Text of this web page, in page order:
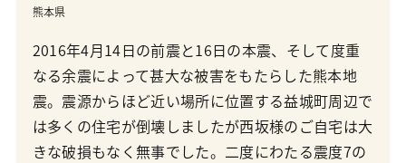
熊本県
2016年4月14日の前震と16日の本震、そして度重
なる余震によって甚大な被害をもたらした熊本地
震。震源からほど近い場所に位置する益城町周辺で
は多くの住宅が倒壊しましたが西坂様のご自宅は大
きな破損もなく無事でした。二度にわたる震度7の